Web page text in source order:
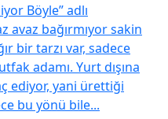
Böyle” adlı
bağırmıyor sakin
bir tarzı var, sadece
adamı. Yurt dışına
ediyor, yani ürettiği
bu yönü bile...